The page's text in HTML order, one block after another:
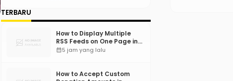
TERBARU
How to Display Multiple
RSS Feeds on One Page in
WordPress
calendar_month5 jam yang lalu
How to Accept Custom